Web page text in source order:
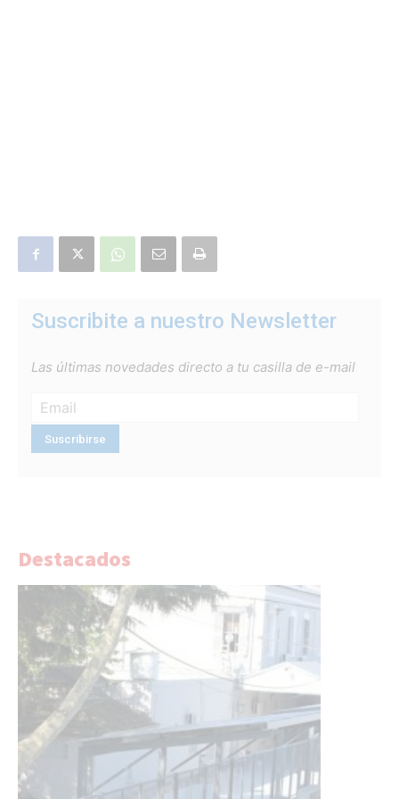
Suscribite a nuestro Newsletter
Las últimas novedades directo a tu casilla de e-mail
Destacados